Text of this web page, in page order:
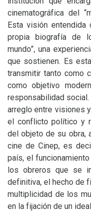
cinematográfica del
Esta visión entendida
propia biografía de
mundo”, una
que sostienen. Es
transmitir tanto como
como objetivo
responsabilidad
arreglo entre visiones
el conflicto político y
del objeto de su obra,
cine de Cinep, es
país, el
los obreros que se
definitiva, el hecho de
multiplicidad de los
en la fijación de un